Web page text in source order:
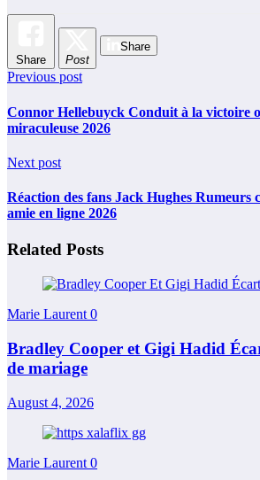
Share Post
Share
Previous post
Connor Hellebuyck Conduit à la victoire
miraculeuse 2026
Next post
Réaction des fans Jack Hughes Rumeurs
amie en ligne 2026
Related Posts
Marie Laurent 0
Bradley Cooper et Gigi Hadid
de mariage
August 4, 2026
Marie Laurent 0